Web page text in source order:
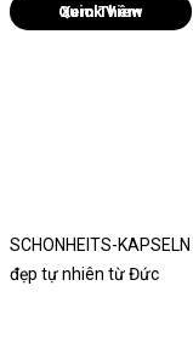
Quick View
SCHONHEITS-
đẹp tự nhiên từ Đức